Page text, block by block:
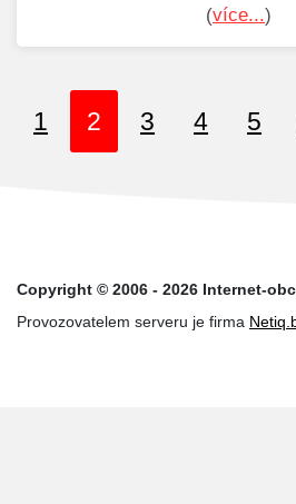
(více...)
1 2 3 4 5
Copyright © 2006 - 2026 Internet-
Provozovatelem serveru je firma